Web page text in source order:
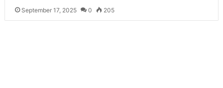
September 17, 2025 0 205